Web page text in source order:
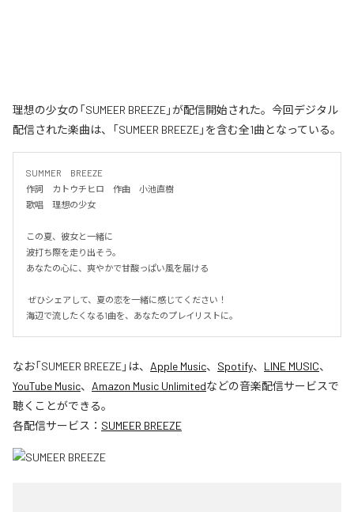
理想の少女の「SUMEER BREEZE」が配信開始された。今回デジタル
配信された楽曲は、「SUMEER BREEZE」を含む全1曲となっている。
SUMMER　BREEZE
作詞　カトウチヒロ　作曲　小池直樹
歌唱　理想の少女
この夏、彼女と一緒に
波打ち際を走り出そう。
あなたの心に、爽やかで甘酸っぱい風を届ける
海辺で流したくなる1曲を、あなたのプレイリストに。
なお「SUMEER BREEZE」は、 Apple Music、 Spotify、 LINE MUSIC、
YouTube Music、 Amazon Music Unlimitedなどの音楽配信サービスで
聴くことができる。
各配信サービス： SUMEER BREEZE